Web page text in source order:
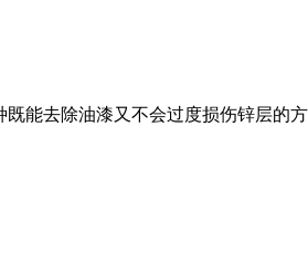
能去除油漆又不会过度损伤锌层的